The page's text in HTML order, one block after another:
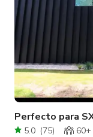
Perfecto para
5.0 (75)